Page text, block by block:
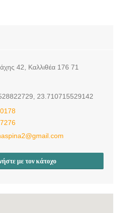
42, Καλλιθέα 176 71
23.710715529142
με τον κάτοχο